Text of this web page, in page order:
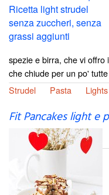
spezie e birra, che vi
che chiude per un po'
Strudel
Pasta Lights
Fit Pancakes light e